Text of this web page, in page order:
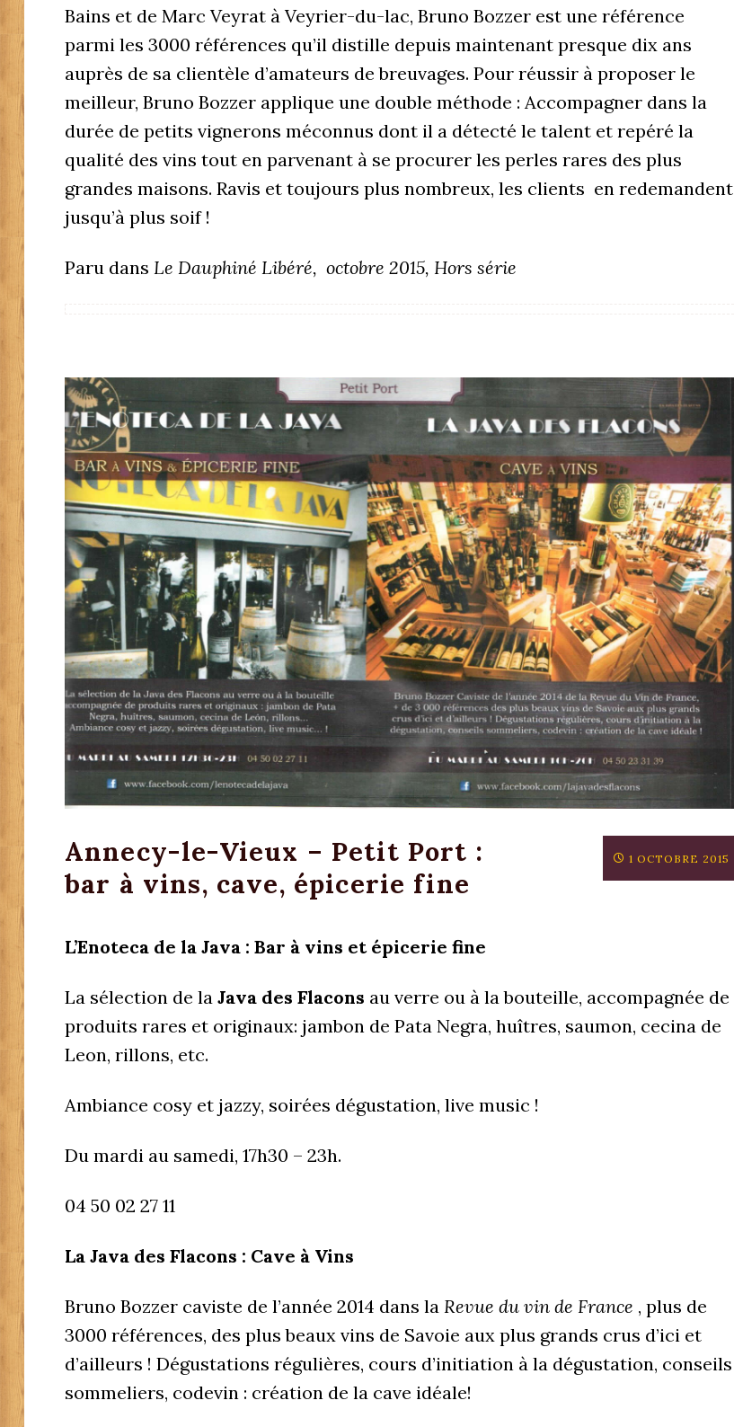
Bains et de Marc Veyrat à Veyrier-du-lac, Bruno Bozzer est une référence
parmi les 3000 références qu’il distille depuis maintenant presque dix ans
auprès de sa clientèle d’amateurs de breuvages. Pour réussir à proposer le
meilleur, Bruno Bozzer applique une double méthode : Accompagner dans la
durée de petits vignerons méconnus dont il a détecté le talent et repéré la
qualité des vins tout en parvenant à se procurer les perles rares des plus
grandes maisons. Ravis et toujours plus nombreux, les clients en redemandent
jusqu’à plus soif !
Paru dans Le Dauphiné Libéré, octobre 2015, Hors série
Annecy-le-Vieux – Petit Port :
bar à vins, cave, épicerie fine
1 OCTOBRE 2015
L’Enoteca de la Java : Bar à vins et épicerie fine
La sélection de la Java des Flacons au verre ou à la bouteille, accompagnée de
produits rares et originaux: jambon de Pata Negra, huîtres, saumon, cecina de
Leon, rillons, etc.
Ambiance cosy et jazzy, soirées dégustation, live music !
Du mardi au samedi, 17h30 – 23h.
04 50 02 27 11
La Java des Flacons : Cave à Vins
Bruno Bozzer caviste de l’année 2014 dans la Revue du vin de France , plus de
3000 références, des plus beaux vins de Savoie aux plus grands crus d’ici et
d’ailleurs ! Dégustations régulières, cours d’initiation à la dégustation, conseils
sommeliers, codevin : création de la cave idéale!